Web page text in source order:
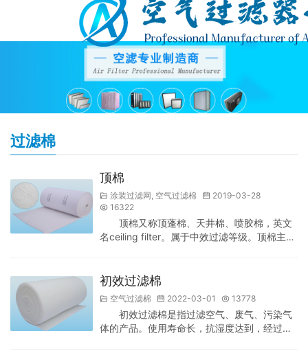
过滤棉
顶棉
涂装过滤网, 空气过滤棉
2019-03-28
16322
顶棉又称顶蓬棉、天井棉、喷胶棉，英文
名ceiling filter。属于中效过滤等级。顶棉主要
布加工而成。具有大风量，低阻力，容尘量
广。 顶棉特点： 1、顶棉一般安装在喷漆房顶
蓬中作为后一道过滤 2、顶棉初阻力低，容尘
量高，有弹性，出风面有覆网加固 3、类型：
初效过滤棉
空气过滤棉 2022-03-01 13778
初效过滤棉是指过滤空气、废气、污染气
体的产品。使用寿命长，抗湿度达到，经过吸